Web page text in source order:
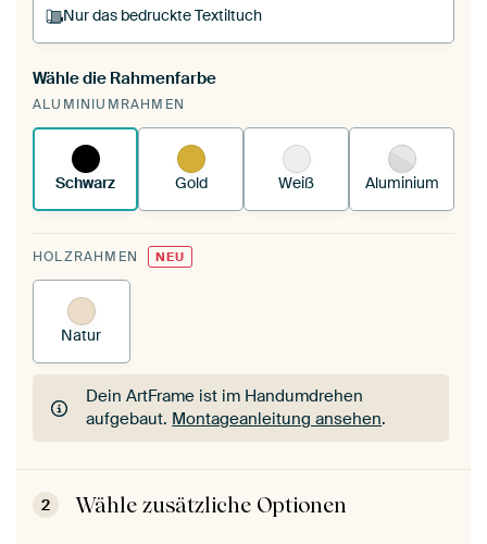
Nur das bedruckte Textiltuch
Du spannst einen wechselbaren Textiltuch in
deinen vorhandenen ArtFrame™.
funktioniert es.
Wähle die Rahmenfarbe
ALUMINIUMRAHMEN
Schwarz Gold Weiß Aluminium
HOLZRAHMEN NEU
Natur
Dein ArtFrame ist im Handumdrehen
aufgebaut. Montageanleitung ansehen.
Dein ArtFrame ist im Handumdrehen
aufgebaut.Montageanleitung ansehen
2 Wähle zusätzliche Optionen